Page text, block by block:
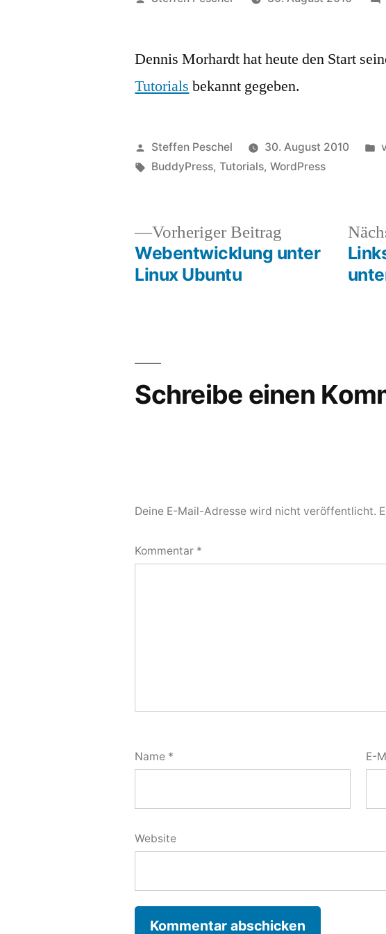
Dennis Morhardt hat heute den Start
Tutorials bekannt gegeben.
Veröffentlicht
von
Steffen Peschel 30. August 2010
Schlagwörter:
BuddyPress,Tutorials,WordPress
Beitragsnavigation
Vorheriger Beitrag Vorheriger
Beitrag:
Webentwicklung unter
Linux Ubuntu
Schreibe einen
Deine E-Mail-Adresse wird nicht veröffentlicht.
Kommentar *
Name * E-
Website